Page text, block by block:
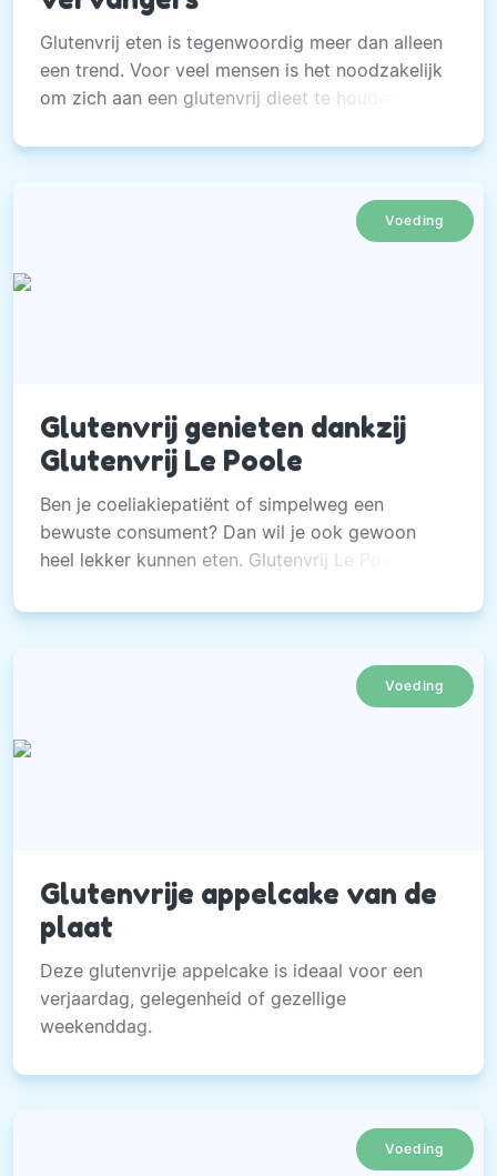
Glutenvrij eten is tegenwoordig meer dan alleen
een trend. Voor veel mensen is het noodzakelijk
om zich aan een glutenvrij dieet te houden.
Voeding
Glutenvrij genieten dankzij
Glutenvrij Le Poole
Ben je coeliakiepatiënt of simpelweg een
bewuste consument? Dan wil je ook gewoon
heel lekker kunnen eten. Glutenvrij Le Poole
gezond zijn.
Voeding
Glutenvrije appelcake van de
plaat
Deze glutenvrije appelcake is ideaal voor een
verjaardag, gelegenheid of gezellige
weekenddag.
Voeding